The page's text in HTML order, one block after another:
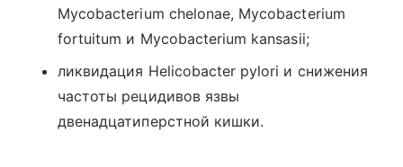
Mycobacterium chelonae, Mycobacterium
fortuitum и Mycobacterium kansasii;
ликвидация Helicobacter pylori и снижения
частоты рецидивов язвы
двенадцатиперстной кишки.